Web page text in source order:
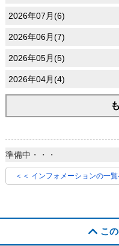
2026年07月(6)
2026年06月(7)
2026年05月(5)
2026年04月(4)
準備中・・・
＜＜ インフォメーションの一
こ